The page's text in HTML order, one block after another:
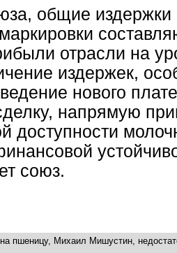
общие издержки
отрасли на
издержек,
нового
напрямую
доступности
союз.
пшеницу, Михаил Мишустин,